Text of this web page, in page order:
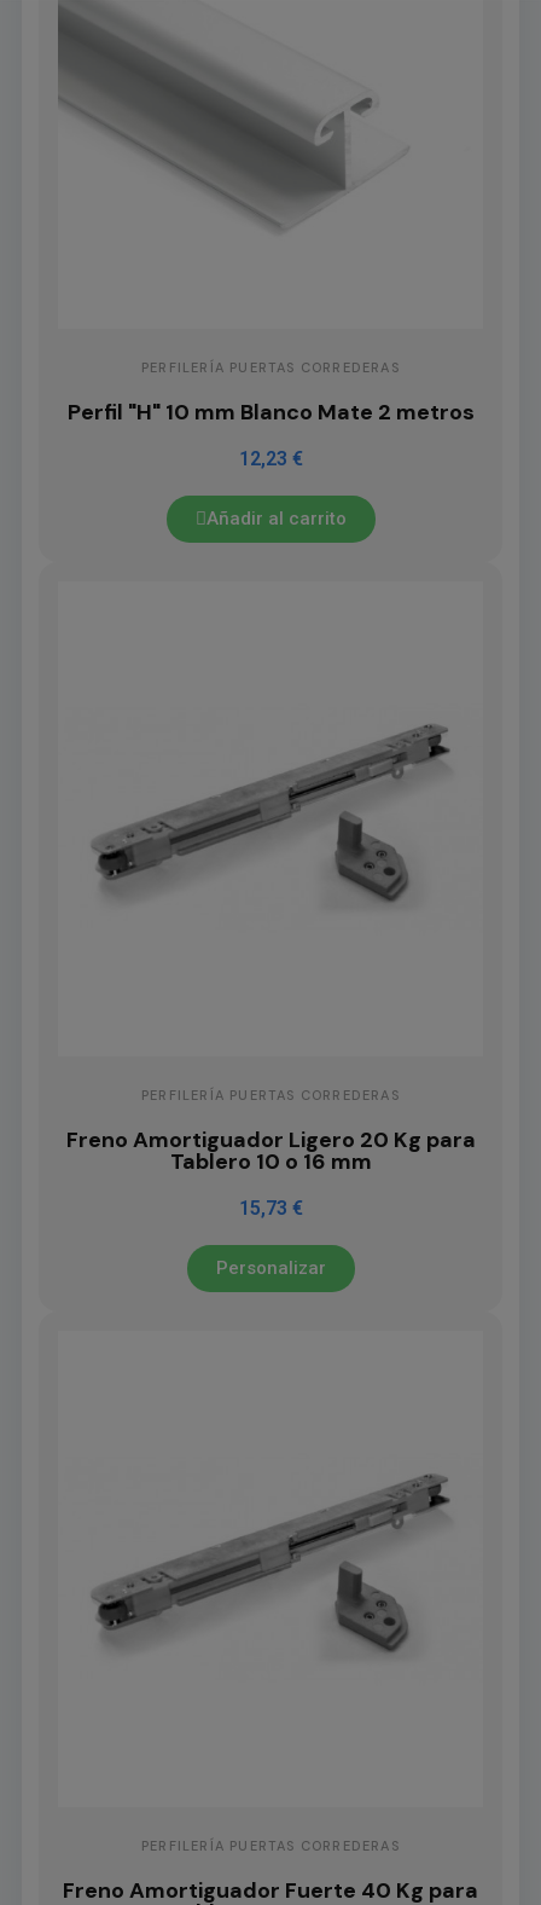
PERFILERÍA PUERTAS CORREDERAS
Perfil "H" 10 mm Blanco Mate 2 metros
12,23 €
Añadir al carrito
PERFILERÍA PUERTAS CORREDERAS
Freno Amortiguador Ligero 20 Kg para
Tablero 10 o 16 mm
15,73 €
Personalizar
PERFILERÍA PUERTAS CORREDERAS
Freno Amortiguador Fuerte 40 Kg para